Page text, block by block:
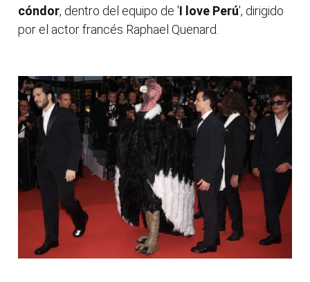
cóndor, dentro del equipo de 'I love Perú', dirigido
por el actor francés Raphael Quenard.